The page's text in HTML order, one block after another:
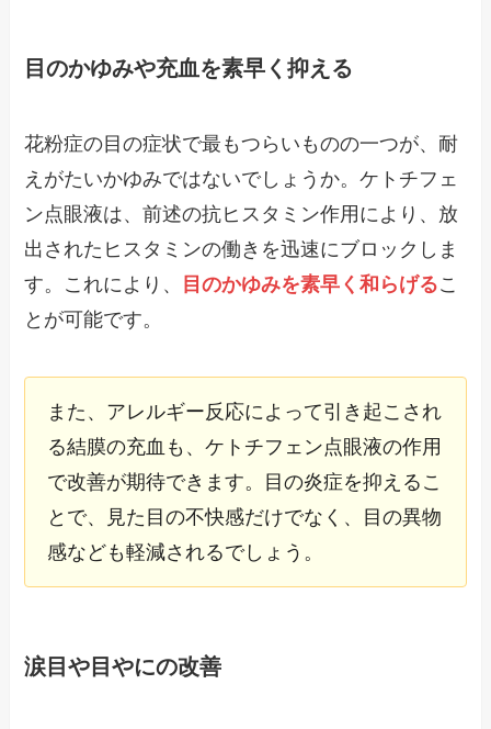
目のかゆみや充血を素早く抑える
花粉症の目の症状で最もつらいものの一つが、耐
えがたいかゆみではないでしょうか。ケトチフェ
ン点眼液は、前述の抗ヒスタミン作用により、放
出されたヒスタミンの働きを迅速にブロックしま
す。これにより、
目のかゆみを素早く和らげるこ
とが可能です。
また、アレルギー反応によって引き起こされ
る結膜の充血も、ケトチフェン点眼液の作用
で改善が期待できます。目の炎症を抑えるこ
とで、見た目の不快感だけでなく、目の異物
感なども軽減されるでしょう。
涙目や目やにの改善